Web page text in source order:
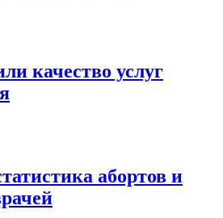
качество услуг
абортов и